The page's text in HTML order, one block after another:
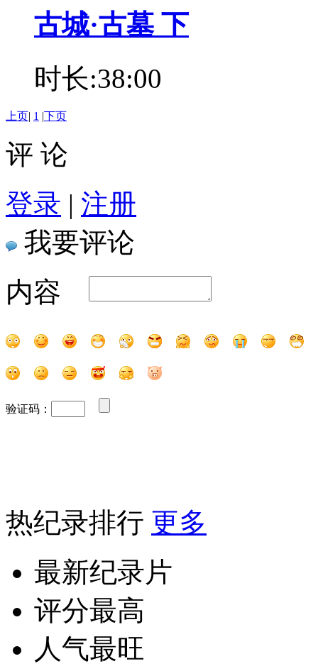
古城·古墓 下
时长:38:00
上页| 1 |下页
评 论
登录 | 注册
我要评论
内容
验证码：
热纪录排行 更多
最新纪录片
评分最高
人气最旺